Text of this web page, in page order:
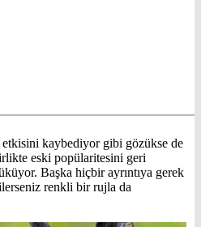
kaybediyor gibi gözükse de
eski popülaritesini geri
Başka hiçbir ayrıntıya gerek
renkli bir rujla da